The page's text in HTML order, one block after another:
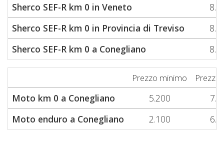
Sherco SEF-R km 0 in Veneto
Sherco SEF-R km 0 in Provincia di Treviso
Sherco SEF-R km 0 a Conegliano
Prezzo minimo Prezzo
Moto km 0 a Conegliano 5.200
Moto enduro a Conegliano
2.100